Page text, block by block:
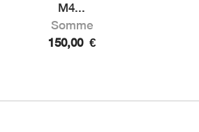
M4...
Somme
150,00 €